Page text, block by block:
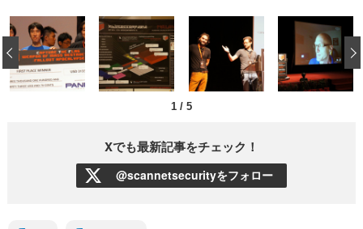
1 / 5
‹
Xでも最新記事をチェック！
@scannetsecurityをフォロー